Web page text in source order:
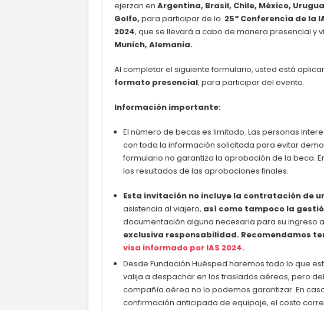
ejerzan en Argentina, Brasil, Chile, México,
Golfo, para participar de la 25ª Conferencia de la
2024, que se llevará a cabo de manera presencial y
Munich, Alemania.
Al completar el siguiente formulario, usted está
formato presencial, para participar del evento.
Información importante:
El número de becas es limitado. Las personas
con toda la información solicitada para evitar
formulario no garantiza la aprobación de la beca.
los resultados de las aprobaciones finales.
Esta invitación no incluye la contratación de
asistencia al viajero, así como tampoco la
documentación alguna necesaria para su ingreso
exclusiva responsabilidad. Recomendamos
visa informado por IAS 2024.
Desde Fundación Huésped haremos todo lo que
valija a despachar en los traslados aéreos, pero
compañía aérea no lo podemos garantizar. En
confirmación anticipada de equipaje, el costo